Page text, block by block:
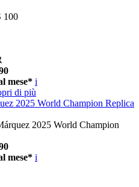
100
mese* i
di più
2025 World Champion Replica
2025 World Champion
mese* i